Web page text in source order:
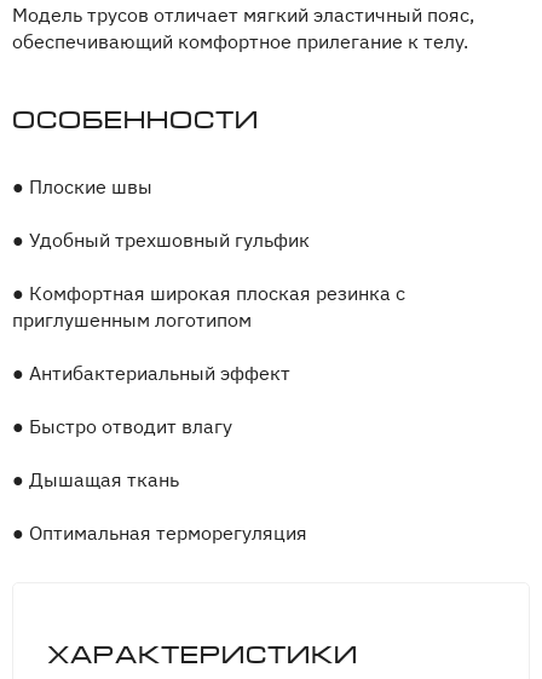
Модель трусов отличает мягкий эластичный пояс,
обеспечивающий комфортное прилегание к телу.
Особенности
● Плоские швы
● Удобный трехшовный гульфик
● Комфортная широкая плоская резинка с
приглушенным логотипом
● Антибактериальный эффект
● Быстро отводит влагу
● Дышащая ткань
● Оптимальная терморегуляция
Характеристики